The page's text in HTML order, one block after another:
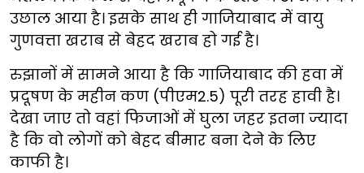
उछाल आया है। इसके साथ ही गाजियाबाद में वायु
गुणवत्ता खराब से बेहद खराब हो गई है।
रुझानों में सामने आया है कि गाजियाबाद की हवा में
प्रदूषण के महीन कण (पीएम2.5) पूरी तरह हावी है।
देखा जाए तो वहां फिजाओं में घुला जहर इतना ज्यादा
है कि वो लोगों को बेहद बीमार बना देने के लिए
काफी है।